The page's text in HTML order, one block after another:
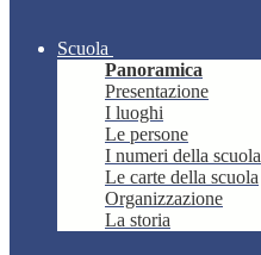
Scuola
Panoramica
Presentazione
I luoghi
Le persone
I numeri della scuola
Le carte della scuola
Organizzazione
La storia